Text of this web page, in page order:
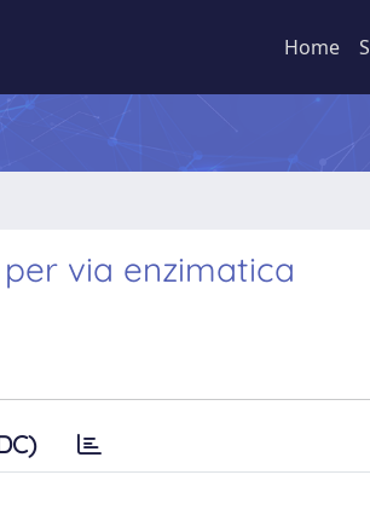
Home
via enzimatica